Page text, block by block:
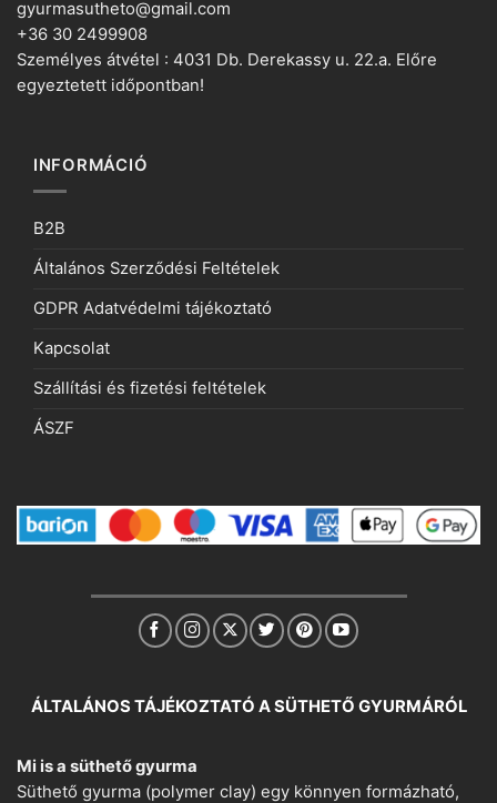
gyurmasutheto@gmail.com
+36 30 2499908
Személyes átvétel : 4031 Db. Derekassy u. 22.a. Előre
egyeztetett időpontban!
INFORMÁCIÓ
B2B
Általános Szerződési Feltételek
GDPR Adatvédelmi tájékoztató
Kapcsolat
Szállítási és fizetési feltételek
ÁSZF
ÁLTALÁNOS TÁJÉKOZTATÓ A SÜTHETŐ GYURMÁRÓL
Mi is a süthető gyurma
Süthető gyurma (polymer clay) egy könnyen formázható,